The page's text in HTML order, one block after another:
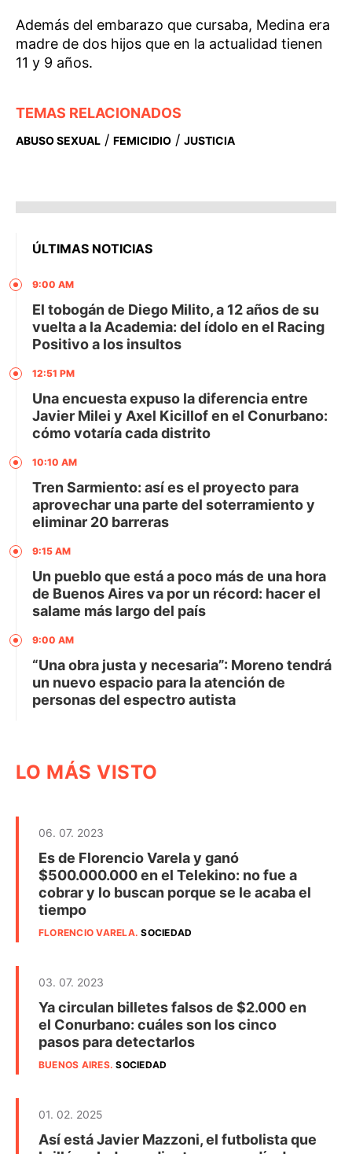
Además del embarazo que cursaba, Medina era
madre de dos hijos que en la actualidad tienen
11 y 9 años.
TEMAS RELACIONADOS
ABUSO SEXUAL / FEMICIDIO / JUSTICIA
ÚLTIMAS NOTICIAS
9:00 AM
El tobogán de Diego Milito, a 12 años de su
vuelta a la Academia: del ídolo en el Racing
Positivo a los insultos
12:51 PM
Una encuesta expuso la diferencia entre
Javier Milei y Axel Kicillof en el Conurbano:
cómo votaría cada distrito
10:10 AM
Tren Sarmiento: así es el proyecto para
aprovechar una parte del soterramiento y
eliminar 20 barreras
9:15 AM
Un pueblo que está a poco más de una hora
de Buenos Aires va por un récord: hacer el
salame más largo del país
9:00 AM
“Una obra justa y necesaria”: Moreno tendrá
un nuevo espacio para la atención de
personas del espectro autista
LO MÁS VISTO
06. 07. 2023
Es de Florencio Varela y ganó
$500.000.000 en el Telekino: no fue a
cobrar y lo buscan porque se le acaba el
tiempo
FLORENCIO VARELA.SOCIEDAD
03. 07. 2023
Ya circulan billetes falsos de $2.000 en
el Conurbano: cuáles son los cinco
pasos para detectarlos
BUENOS AIRES.SOCIEDAD
01. 02. 2025
Así está Javier Mazzoni, el futbolista que